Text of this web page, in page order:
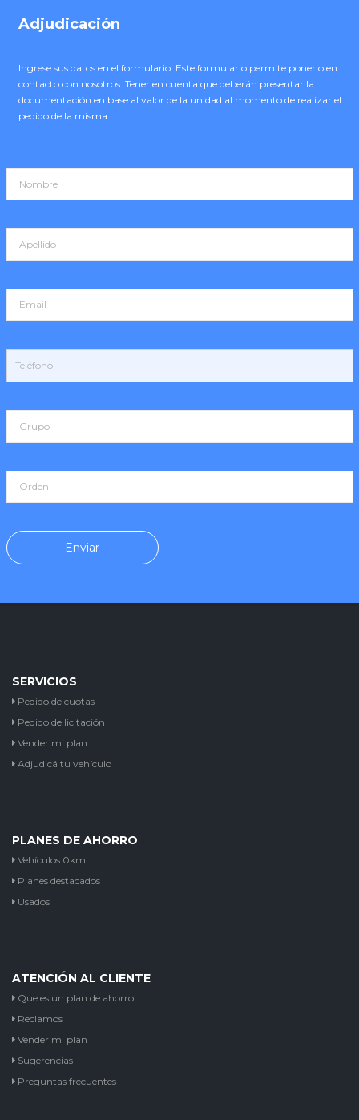
Adjudicación
Ingrese sus datos en el formulario. Este formulario permite ponerlo en
contacto con nosotros. Tener en cuenta que deberán presentar la
documentación en base al valor de la unidad al momento de realizar el
pedido de la misma.
SERVICIOS
Pedido de cuotas
Pedido de licitación
Vender mi plan
Adjudicá tu vehículo
PLANES DE AHORRO
Vehículos 0km
Planes destacados
Usados
ATENCIÓN AL CLIENTE
Que es un plan de ahorro
Reclamos
Vender mi plan
Sugerencias
Preguntas frecuentes